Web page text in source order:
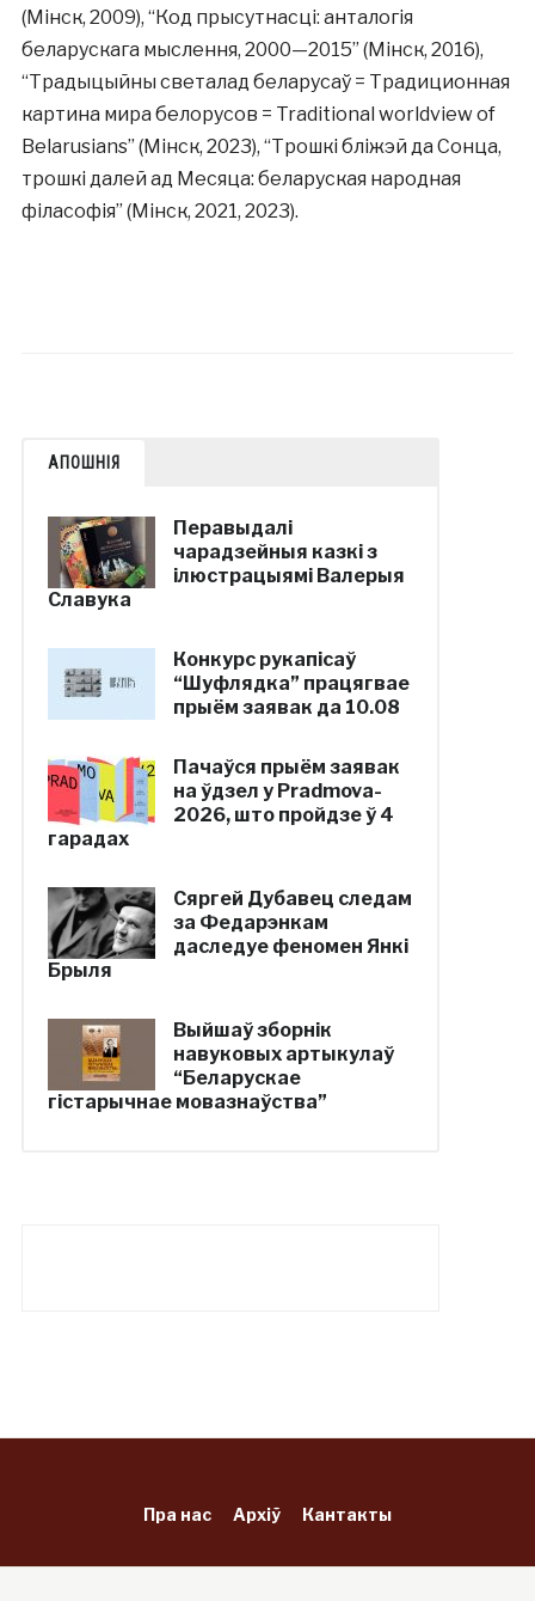
(Мінск, 2009), “Код прысутнасці: анталогія
беларускага мыслення, 2000—2015” (Мінск, 2016),
“Традыцыйны светалад беларусаў = Традиционная
картина мира белорусов = Traditional worldview of
Belarusians” (Мінск, 2023), “Трошкі бліжэй да Сонца,
трошкі далей ад Месяца: беларуская народная
філасофія” (Мінск, 2021, 2023).
АПОШНІЯ
Перавыдалі
чарадзейныя казкі з
ілюстрацыямі Валерыя
Славука
Конкурс рукапісаў
“Шуфлядка” працягвае
прыём заявак да 10.08
Пачаўся прыём заявак
на ўдзел у Pradmova-
2026, што пройдзе ў 4
гарадах
Сяргей Дубавец следам
за Федарэнкам
даследуе феномен Янкі
Брыля
Выйшаў зборнік
навуковых артыкулаў
“Беларускае
гістарычнае мовазнаўства”
Пра нас Архіў Кантакты